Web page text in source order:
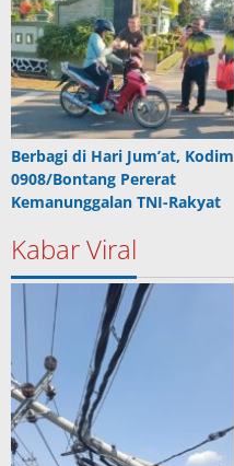
Berbagi di Hari Jum’at, Kodim
0908/Bontang Pererat
Kemanunggalan TNI-Rakyat
Kabar Viral